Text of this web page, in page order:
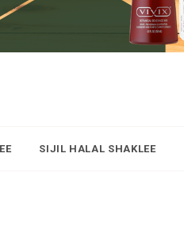
SIJIL HALAL SHAKLEE